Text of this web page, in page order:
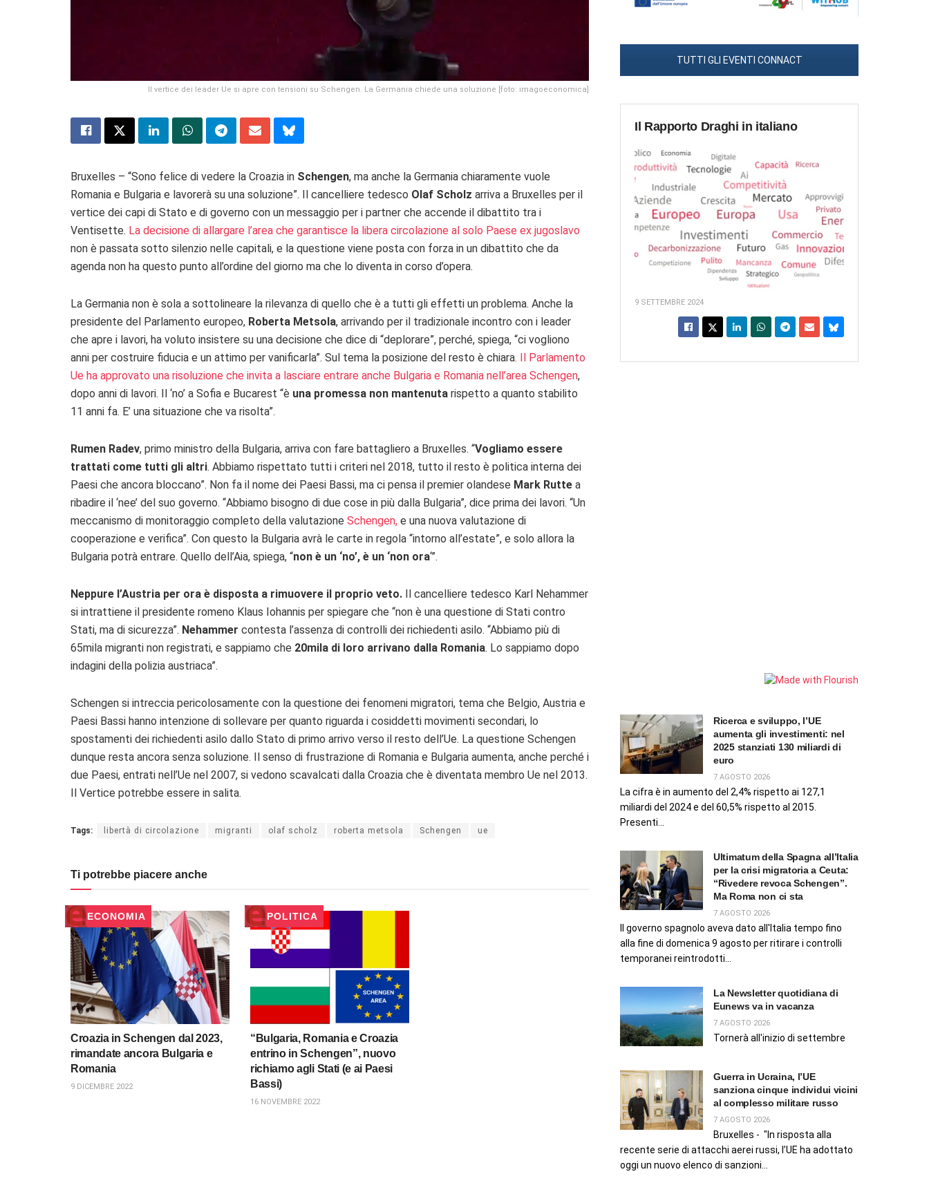
Il vertice dei leader Ue si apre con tensioni su Schengen. La Germania chiede una soluzione [foto: imagoeconomica]
Bruxelles – “Sono felice di vedere la Croazia in Schengen, ma anche la Germania chiaramente vuole
Romania e Bulgaria e lavorerà su una soluzione”. Il cancelliere tedesco Olaf Scholz arriva a Bruxelles per il
vertice dei capi di Stato e di governo con un messaggio per i partner che accende il dibattito tra i
Ventisette. La decisione di allargare l’area che garantisce la libera circolazione al solo Paese ex jugoslavo
non è passata sotto silenzio nelle capitali, e la questione viene posta con forza in un dibattito che da
agenda non ha questo punto all’ordine del giorno ma che lo diventa in corso d’opera.
La Germania non è sola a sottolineare la rilevanza di quello che è a tutti gli effetti un problema. Anche la
presidente del Parlamento europeo, Roberta Metsola, arrivando per il tradizionale incontro con i leader
che apre i lavori, ha voluto insistere su una decisione che dice di “deplorare”, perché, spiega, “ci vogliono
anni per costruire fiducia e un attimo per vanificarla”. Sul tema la posizione del resto è chiara. Il Parlamento
Ue ha approvato una risoluzione che invita a lasciare entrare anche Bulgaria e Romania nell’area Schengen,
dopo anni di lavori. Il ‘no’ a Sofia e Bucarest “è una promessa non mantenuta rispetto a quanto stabilito
11 anni fa. E’ una situazione che va risolta”.
Rumen Radev, primo ministro della Bulgaria, arriva con fare battagliero a Bruxelles. “Vogliamo essere
trattati come tutti gli altri. Abbiamo rispettato tutti i criteri nel 2018, tutto il resto è politica interna dei
Paesi che ancora bloccano”. Non fa il nome dei Paesi Bassi, ma ci pensa il premier olandese Mark Rutte a
ribadire il ‘nee’ del suo governo. “Abbiamo bisogno di due cose in più dalla Bulgaria”, dice prima dei lavori. “Un
meccanismo di monitoraggio completo della valutazione Schengen, e una nuova valutazione di
cooperazione e verifica”. Con questo la Bulgaria avrà le carte in regola “intorno all’estate”, e solo allora la
Bulgaria potrà entrare. Quello dell’Aia, spiega, “non è un ‘no’, è un ‘non ora‘”.
Neppure l’Austria per ora è disposta a rimuovere il proprio veto. Il cancelliere tedesco Karl Nehammer
si intrattiene il presidente romeno Klaus Iohannis per spiegare che “non è una questione di Stati contro
Stati, ma di sicurezza”. Nehammer contesta l’assenza di controlli dei richiedenti asilo. “Abbiamo più di
65mila migranti non registrati, e sappiamo che 20mila di loro arrivano dalla Romania. Lo sappiamo dopo
indagini della polizia austriaca”.
Schengen si intreccia pericolosamente con la questione dei fenomeni migratori, tema che Belgio, Austria e
Paesi Bassi hanno intenzione di sollevare per quanto riguarda i cosiddetti movimenti secondari, lo
spostamenti dei richiedenti asilo dallo Stato di primo arrivo verso il resto dell’Ue. La questione Schengen
dunque resta ancora senza soluzione. Il senso di frustrazione di Romania e Bulgaria aumenta, anche perché i
due Paesi, entrati nell’Ue nel 2007, si vedono scavalcati dalla Croazia che è diventata membro Ue nel 2013.
Il Vertice potrebbe essere in salita.
Tags: libertà di circolazione migranti olaf scholz roberta metsola Schengen ue
Ti potrebbe piacere anche
ECONOMIA
Croazia in Schengen dal 2023,
rimandate ancora Bulgaria e
Romania
9 DICEMBRE 2022
POLITICA
“Bulgaria, Romania e Croazia
entrino in Schengen”, nuovo
richiamo agli Stati (e ai Paesi
Bassi)
16 NOVEMBRE 2022
TUTTI GLI EVENTI CONNACT
Il Rapporto Draghi in italiano
9 SETTEMBRE 2024
Ricerca e sviluppo, l’UE
aumenta gli investimenti: nel
2025 stanziati 130 miliardi di
euro
7 AGOSTO 2026
La cifra è in aumento del 2,4% rispetto ai 127,1
miliardi del 2024 e del 60,5% rispetto al 2015.
Presenti...
Ultimatum della Spagna all’Italia
per la crisi migratoria a Ceuta:
“Rivedere revoca Schengen”.
Ma Roma non ci sta
7 AGOSTO 2026
Il governo spagnolo aveva dato all'Italia tempo fino
alla fine di domenica 9 agosto per ritirare i controlli
temporanei reintrodotti...
La Newsletter quotidiana di
Eunews va in vacanza
7 AGOSTO 2026
Tornerà all'inizio di settembre
Guerra in Ucraina, l’UE
sanziona cinque individui vicini
al complesso militare russo
7 AGOSTO 2026
Bruxelles - "In risposta alla
recente serie di attacchi aerei russi, l’UE ha adottato
oggi un nuovo elenco di sanzioni...